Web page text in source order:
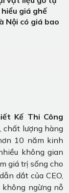
giá ghế
Nội có giá bao
Kế Thi Công
chất lượng hàng
10 năm kinh
không gian
giá trị sống cho
dắt của CEO,
ngừng nỗ